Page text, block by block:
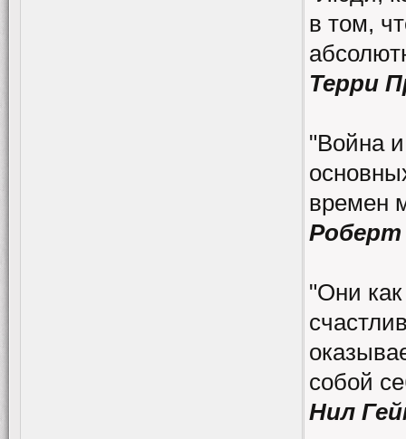
в том,
Терри
"Война
времен
"Они
собой
Нил